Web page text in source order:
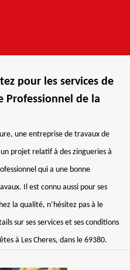
pour les services de
Professionnel de la
une entreprise de travaux de
projet relatif à des zingueries à
qui a une bonne
Il est connu aussi pour ses
la qualité, n’hésitez pas à le
sur ses services et ses conditions
à Les Cheres, dans le 69380.